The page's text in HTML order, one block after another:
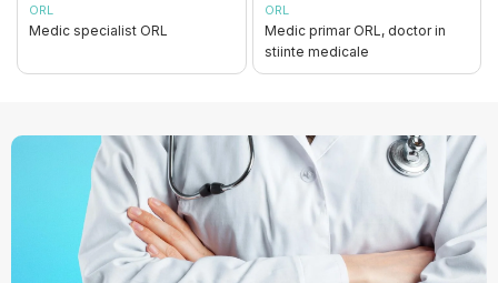
ORL
Medic specialist ORL
ORL
Medic primar ORL, doctor in
stiinte medicale